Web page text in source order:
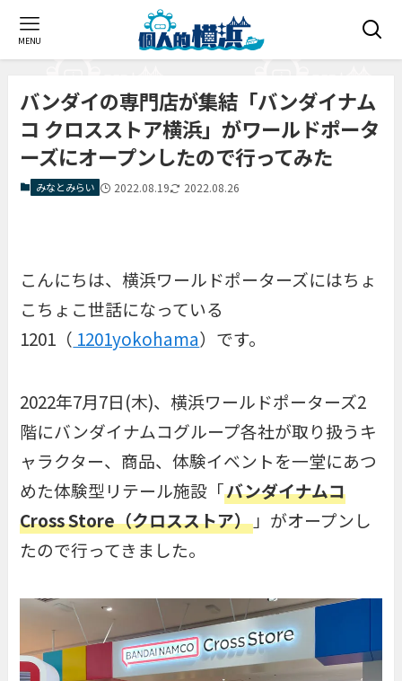
MENU
バンダイの専門店が集結「バンダイナム
コ クロスストア横浜」がワールドポータ
ーズにオープンしたので行ってみた
みなとみらい 2022.08.19 2022.08.26
こんにちは、横浜ワールドポーターズにはちょ
こちょこ世話になっている
1201（ 1201yokohama）です。
2022年7月7日(木)、横浜ワールドポーターズ2
階にバンダイナムコグループ各社が取り扱うキ
ャラクター、商品、体験イベントを一堂にあつ
めた体験型リテール施設「バンダイナムコ
Cross Store（クロスストア） 」がオープンし
たので行ってきました。